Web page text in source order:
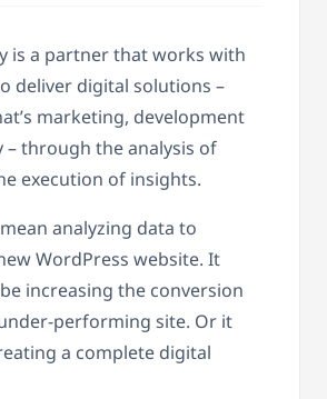
is a partner that works with
deliver digital solutions –
marketing, development
– through the analysis of
execution of insights.
analyzing data to
WordPress website. It
increasing the conversion
performing site. Or it
a complete digital